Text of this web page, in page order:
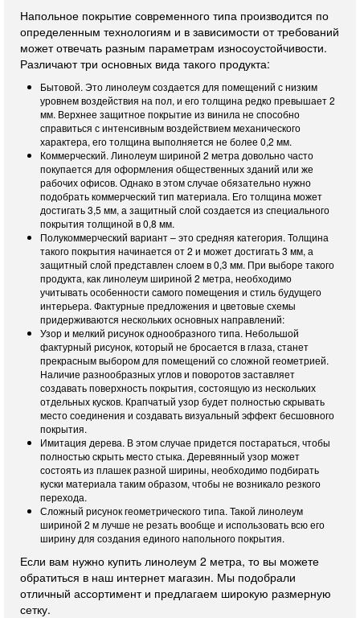
Напольное покрытие современного типа производится по
определенным технологиям и в зависимости от требований
может отвечать разным параметрам износоустойчивости.
Различают три основных вида такого продукта:
Бытовой. Это линолеум создается для помещений с низким
уровнем воздействия на пол, и его толщина редко превышает 2
мм. Верхнее защитное покрытие из винила не способно
справиться с интенсивным воздействием механического
характера, его толщина выполняется не более 0,2 мм.
Коммерческий. Линолеум шириной 2 метра довольно часто
покупается для оформления общественных зданий или же
рабочих офисов. Однако в этом случае обязательно нужно
подобрать коммерческий тип материала. Его толщина может
достигать 3,5 мм, а защитный слой создается из специального
покрытия толщиной в 0,8 мм.
Полукоммерческий вариант – это средняя категория. Толщина
такого покрытия начинается от 2 и может достигать 3 мм, а
защитный слой представлен слоем в 0,3 мм. При выборе такого
продукта, как линолеум шириной 2 метра, необходимо
учитывать особенности самого помещения и стиль будущего
интерьера. Фактурные предложения и цветовые схемы
придерживаются нескольких основных направлений:
Узор и мелкий рисунок однообразного типа. Небольшой
фактурный рисунок, который не бросается в глаза, станет
прекрасным выбором для помещений со сложной геометрией.
Наличие разнообразных углов и поворотов заставляет
создавать поверхность покрытия, состоящую из нескольких
отдельных кусков. Крапчатый узор будет полностью скрывать
место соединения и создавать визуальный эффект бесшовного
покрытия.
Имитация дерева. В этом случае придется постараться, чтобы
полностью скрыть место стыка. Деревянный узор может
состоять из плашек разной ширины, необходимо подбирать
куски материала таким образом, чтобы не возникало резкого
перехода.
Сложный рисунок геометрического типа. Такой линолеум
шириной 2 м лучше не резать вообще и использовать всю его
ширину для создания единого напольного покрытия.
Если вам нужно купить линолеум 2 метра, то вы можете
обратиться в наш интернет магазин. Мы подобрали
отличный ассортимент и предлагаем широкую размерную
сетку.